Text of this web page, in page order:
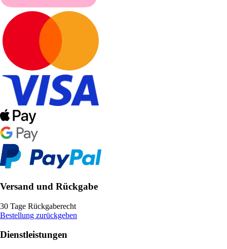
Versand und Rückgabe
30 Tage Rückgaberecht
Bestellung zurückgeben
Dienstleistungen